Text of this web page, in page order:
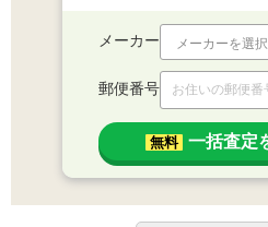
メーカー
郵便番号
無料 一括査定